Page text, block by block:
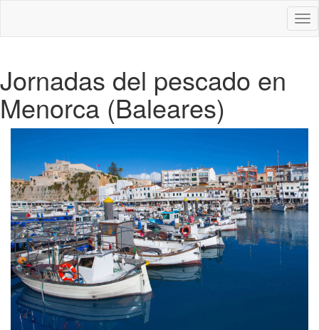
Jornadas del pescado en
Menorca (Baleares)